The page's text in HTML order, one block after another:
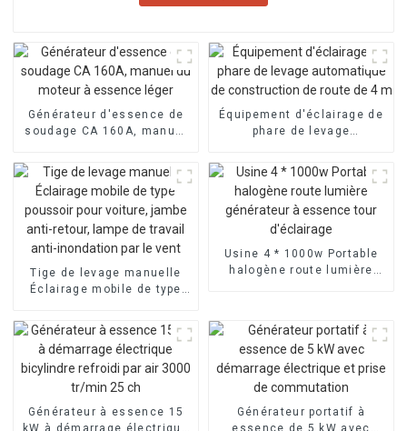
Générateur d'essence de
soudage CA 160A, manuel
Équipement d'éclairage de
phare de levage
construction de route de 4
m
Tige de levage manuelle
Éclairage mobile de type
jambe anti-retour, lampe de
travail anti-inondation par
le vent
Usine 4 * 1000w Portable
halogène route lumière
Générateur à essence 15
kW à démarrage électrique
Générateur portatif à
essence de 5 kW avec